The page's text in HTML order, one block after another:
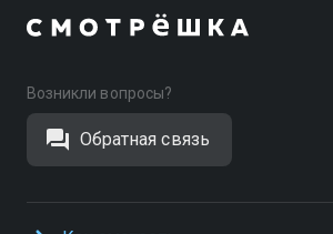
Возникли вопросы?
Обратная связь